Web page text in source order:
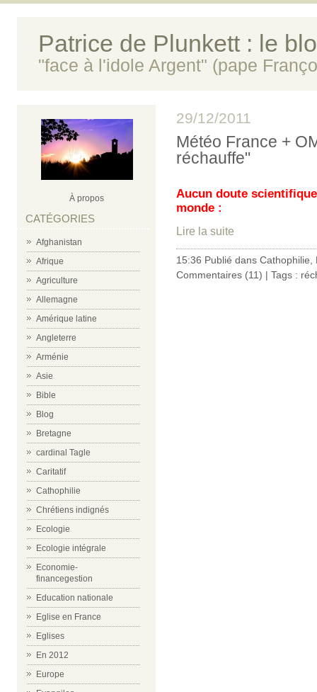
Patrice de Plunkett : le
"face à l'idole Argent" (pape
À propos
CATÉGORIES
Afghanistan
Afrique
Agriculture
Allemagne
Amérique latine
Angleterre
Arménie
Asie
Bible
Blog
Bretagne
cardinal Tagle
Caritatif
Cathophilie
Chrétiens indignés
Ecologie
Ecologie intégrale
Economie-
financegestion
Education nationale
Eglise en France
Eglises
En 2012
Europe
29/12/2011
Météo France +
réchauffe"
Aucun doute
monde :
Lire la suite
15:36 Publié dans Cathophilie
Commentaires (11) | Tags :